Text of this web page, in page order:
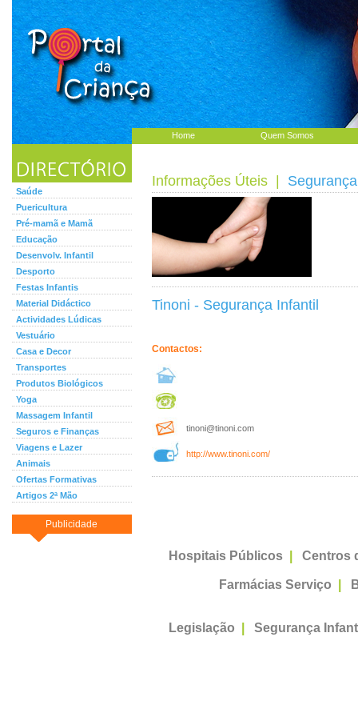
Home Quem Somos
Saúde
Puericultura
Pré-mamã e Mamã
Educação
Desenvolv. Infantil
Desporto
Festas Infantis
Material Didáctico
Actividades Lúdicas
Vestuário
Casa e Decor
Transportes
Produtos Biológicos
Yoga
Massagem Infantil
Seguros e Finanças
Viagens e Lazer
Animais
Ofertas Formativas
Artigos 2ª Mão
Publicidade
Informações Úteis
Tinoni - Segurança Infantil
Contactos:
tinoni@tinoni.com
http://www.tinoni.com/
Hospitais Públicos Centros
Farmácias Serviço
Legislação Segurança